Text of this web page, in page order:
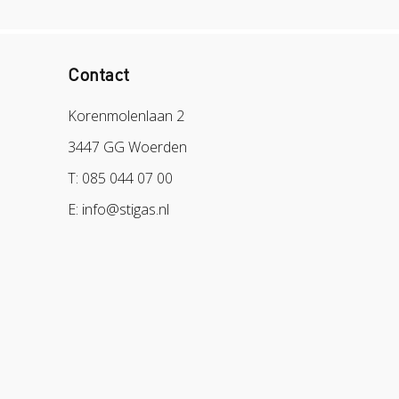
Contact
Korenmolenlaan 2
3447 GG Woerden
T: 085 044 07 00
E: info@stigas.nl